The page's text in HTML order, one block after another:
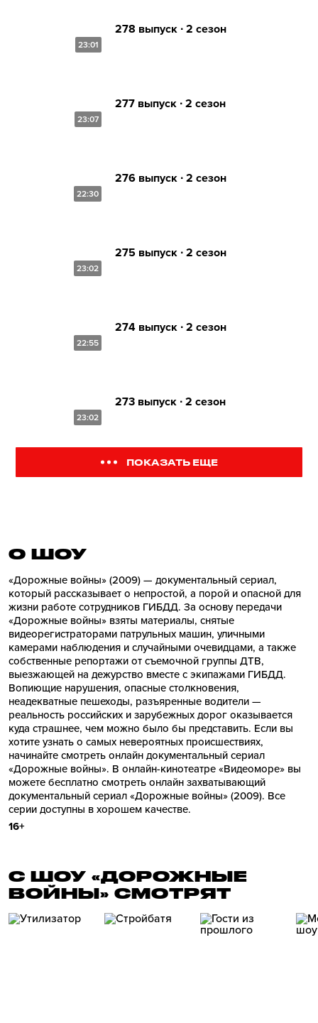
23:01
278 выпуск ∙ 2 сезон
23:07
277 выпуск ∙ 2 сезон
22:30
276 выпуск ∙ 2 сезон
23:02
275 выпуск ∙ 2 сезон
22:55
274 выпуск ∙ 2 сезон
23:02
273 выпуск ∙ 2 сезон
ПОКАЗАТЬ ЕЩЕ
О ШОУ
«Дорожные войны» (2009) — документальный сериал,
который рассказывает о непростой, а порой и опасной для
жизни работе сотрудников ГИБДД. За основу передачи
«Дорожные войны» взяты материалы, снятые
видеорегистраторами патрульных машин, уличными
камерами наблюдения и случайными очевидцами, а также
собственные репортажи от съемочной группы ДТВ,
выезжающей на дежурство вместе с экипажами ГИБДД.
Вопиющие нарушения, опасные столкновения,
неадекватные пешеходы, разъяренные водители —
реальность российских и зарубежных дорог оказывается
куда страшнее, чем можно было бы представить. Если вы
хотите узнать о самых невероятных происшествиях,
начинайте смотреть онлайн документальный сериал
«Дорожные войны». В онлайн-кинотеатре «Видеоморе» вы
можете бесплатно смотреть онлайн захватывающий
документальный сериал «Дорожные войны» (2009). Все
серии доступны в хорошем качестве.
16+
С ШОУ «ДОРОЖНЫЕ
ВОЙНЫ» СМОТРЯТ